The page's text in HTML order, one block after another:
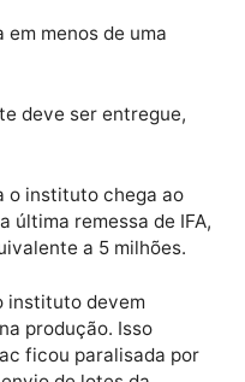
de Paula,
de Imunizações
diretor do Instituto
para jornalistas na
em menos de uma
deve ser entregue,